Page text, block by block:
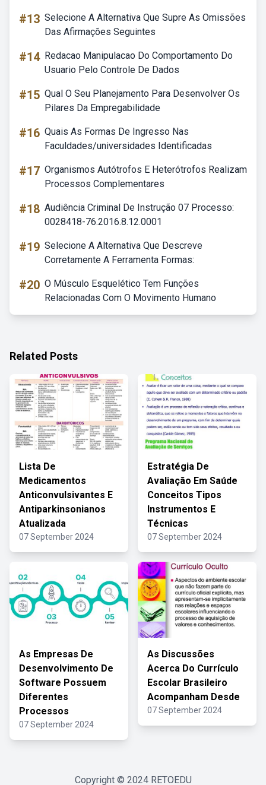
#13 Selecione A Alternativa Que Supre As Omissões
Das Afirmações Seguintes
#14 Redacao Manipulacao Do Comportamento Do
Usuario Pelo Controle De Dados
#15 Qual O Seu Planejamento Para Desenvolver Os
Pilares Da Empregabilidade
#16 Quais As Formas De Ingresso Nas
Faculdades/universidades Identificadas
#17 Organismos Autótrofos E Heterótrofos Realizam
Processos Complementares
#18 Audiência Criminal De Instrução 07 Processo:
0028418-76.2016.8.12.0001
#19 Selecione A Alternativa Que Descreve
Corretamente A Ferramenta Formas:
#20 O Músculo Esquelético Tem Funções
Relacionadas Com O Movimento Humano
Related Posts
Lista De
Medicamentos
Anticonvulsivantes E
Antiparkinsonianos
Atualizada
07 September 2024
Estratégia De
Avaliação Em Saúde
Conceitos Tipos
Instrumentos E
Técnicas
07 September 2024
As Empresas De
Desenvolvimento De
Software Possuem
Diferentes
Processos
07 September 2024
As Discussões
Acerca Do Currículo
Escolar Brasileiro
Acompanham Desde
07 September 2024
Copyright © 2024 RETOEDU